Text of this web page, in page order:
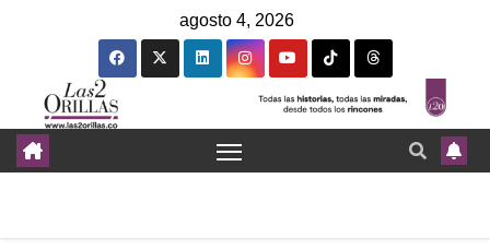
agosto 4, 2026